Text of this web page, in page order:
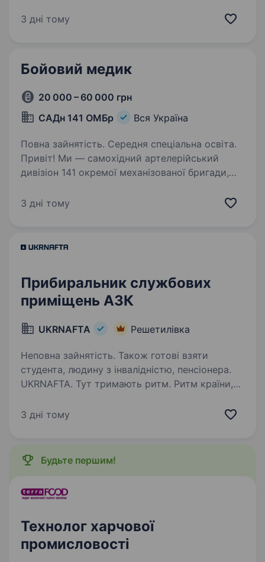
сировини, по території України. Обов’язки:
3 дні тому
Бойовий медик
20 000 – 60 000 грн
САДн 141 ОМБр
Вся Україна
Повна зайнятість. Середня спеціальна освіта.
Привіт! Ми — самохідний артелерійський
дивізіон 141 окремої механізованої бригади,
бореться за мир і безпеку України. Наше
3 дні тому
Прибиральник службових
приміщень АЗК
UKRNAFTA Решетилівка
Неповна зайнятість. Також готові взяти
студента, людину з інвалідністю, пенсіонера.
UKRNAFTA. Тут тримають ритм. Ритм країни,
нафтовидобувна компанія України. Сьогодні
000+…
3 дні тому
Будьте першим!
Технолог харчової
промисловості